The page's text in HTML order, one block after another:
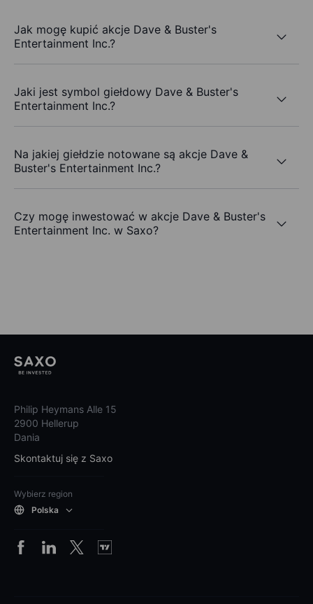
Jak mogę kupić akcje Dave & Buster's
Entertainment Inc.?
Jaki jest symbol giełdowy Dave & Buster's
Entertainment Inc.?
Na jakiej giełdzie notowane są akcje Dave &
Buster's Entertainment Inc.?
Czy mogę inwestować w akcje Dave & Buster's
Entertainment Inc. w Saxo?
Philip Heymans Alle 15
2900 Hellerup
Dania
Skontaktuj się z Saxo
Wybierz region
Polska